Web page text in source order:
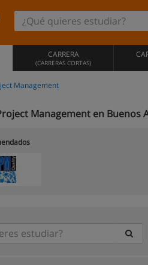
CARRERA
(CARRERAS CORTAS)
Management
Management en Buenos